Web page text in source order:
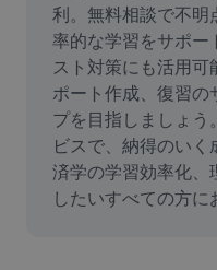
AI People Remover
AI Inpainting
Face Cutout
動画
利。無料相談で不明
率的な学習をサポー
スト対策にも活用可
ポート作成、復習の
プを目指しましょう
ビスで、納得のい
済学の学習効率化、
したいすべての方に